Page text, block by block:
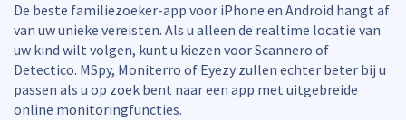
De beste familiezoeker-app voor iPhone en Android hangt af
van uw unieke vereisten. Als u alleen de realtime locatie van
uw kind wilt volgen, kunt u kiezen voor Scannero of
Detectico. MSpy, Moniterro of Eyezy zullen echter beter bij u
passen als u op zoek bent naar een app met uitgebreide
online monitoringfuncties.